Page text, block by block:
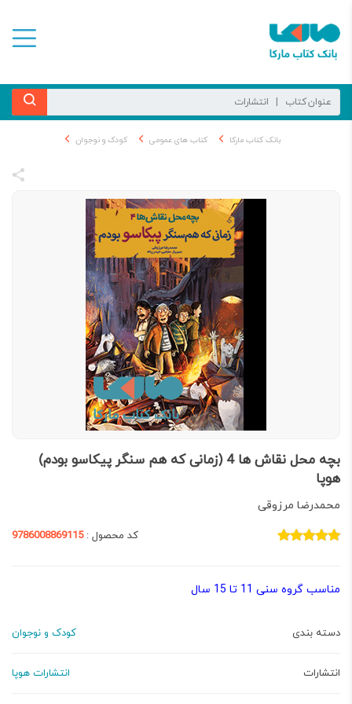
بانک کتاب مارکا کتاب های عمومی کودک و نوجوان
بچه محل نقاش ها 4 (زمانی که هم سنگر پیکاسو بودم)
هوپا
محمدرضا مرزوقی
کد محصول :9786008869115
مناسب گروه سنی 11 تا 15 سال
دسته بندی کودک و نوجوان
انتشارات انتشارات هوپا